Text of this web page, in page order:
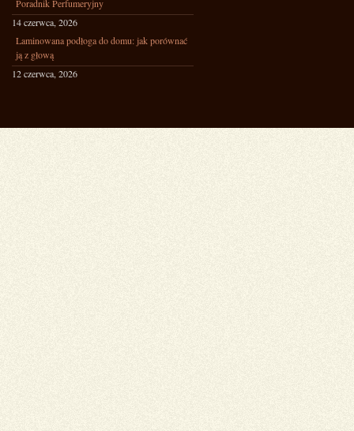
Poradnik Perfumeryjny
14 czerwca, 2026
Laminowana podłoga do domu: jak porównać
ją z głową
12 czerwca, 2026